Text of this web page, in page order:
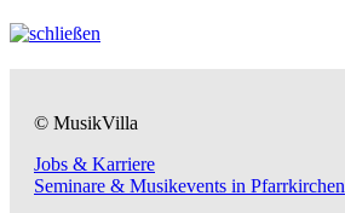
© MusikVilla
Jobs & Karriere
Seminare & Musikevents in Pfarrkirchen